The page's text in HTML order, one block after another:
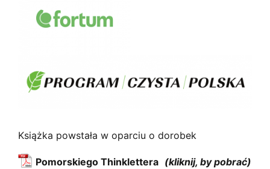
Książka powstała w oparciu o dorobek
Pomorskiego Thinklettera